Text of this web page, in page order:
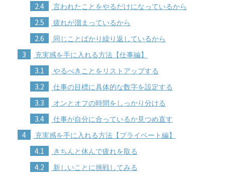
2.4 言われたことをやるだけになっているから
2.5 疲れが溜まっているから
2.6 同じことばかり繰り返しているから
3 充実感を手に入れる方法【仕事編】
3.1 やるべきことをリストアップする
3.2 仕事の目標に具体的な数字を設定する
3.3 オンとオフの時間をしっかり分ける
3.4 仕事が自分に合っているか見つめ直す
4 充実感を手に入れる方法【プライベート編】
4.1 きちんと休んで疲れを取る
4.2 新しいことに挑戦してみる